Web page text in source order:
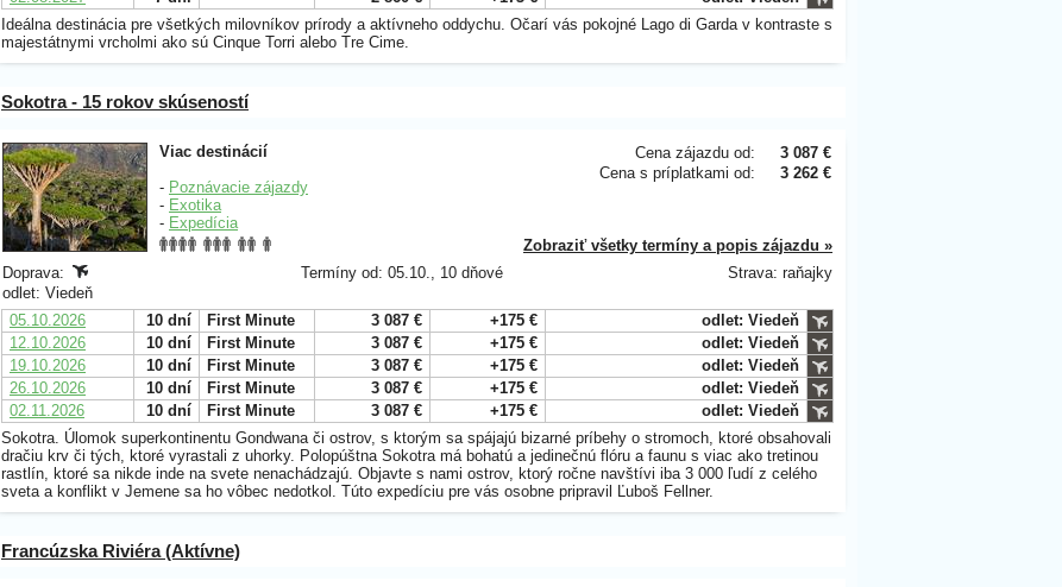
Ideálna destinácia pre všetkých milovníkov prírody a aktívneho oddychu. Očarí vás pokojné Lago di Garda v kontraste s
majestátnymi vrcholmi ako sú Cinque Torri alebo Tre Cime.
Sokotra - 15 rokov skúseností
Cena zájazdu od:
3 087 €
Cena s príplatkami od:
3 262 €
Viac destinácií
- Poznávacie zájazdy
- Exotika
- Expedícia
Zobraziť všetky termíny a popis zájazdu »
Doprava:
Termíny od: 05.10., 10 dňové
Strava: raňajky
odlet: Viedeň
05.10.2026
10 dní First Minute 3 087 € +175 €
odlet: Viedeň
12.10.2026
10 dní First Minute 3 087 € +175 €
odlet: Viedeň
19.10.2026
10 dní First Minute 3 087 € +175 €
odlet: Viedeň
26.10.2026
10 dní First Minute 3 087 € +175 €
odlet: Viedeň
02.11.2026
10 dní First Minute 3 087 € +175 €
odlet: Viedeň
Sokotra. Úlomok superkontinentu Gondwana či ostrov, s ktorým sa spájajú bizarné príbehy o stromoch, ktoré obsahovali
dračiu krv či tých, ktoré vyrastali z uhorky. Polopúštna Sokotra má bohatú a jedinečnú flóru a faunu s viac ako tretinou
rastlín, ktoré sa nikde inde na svete nenachádzajú. Objavte s nami ostrov, ktorý ročne navštívi iba 3 000 ľudí z celého
sveta a konflikt v Jemene sa ho vôbec nedotkol. Túto expedíciu pre vás osobne pripravil Ľuboš Fellner.
Francúzska Riviéra (Aktívne)